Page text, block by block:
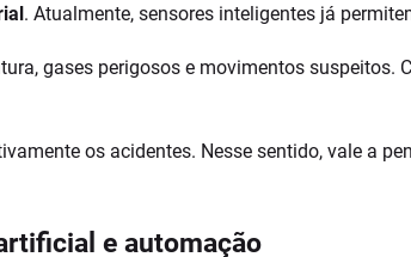
. Atualmente, sensores inteligentes já
gases perigosos e movimentos suspeitos.
os acidentes. Nesse sentido, vale a
e automação